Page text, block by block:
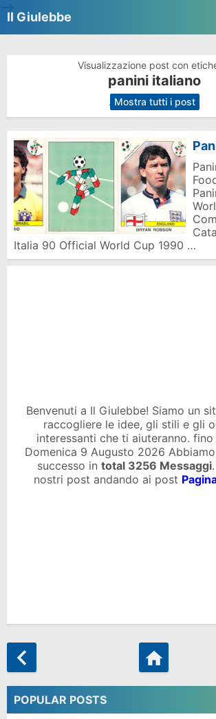
Il Giulebbe
Visualizzazione post con
panini italiano
. Mostra tutti i post
Italia 90 Official World Cup 1990 …
Benvenuti a Il Giulebbe! Siamo un
raccogliere le idee, gli stili e gli
interessanti che ti aiuteranno.
Domenica 9 Augusto 2026
successo in total 3256 Messaggi
nostri post andando ai post
POPULAR POSTS